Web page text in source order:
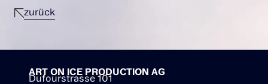
zurück
ART ON ICE PRODUCTION AG
Dufourstrasse 101